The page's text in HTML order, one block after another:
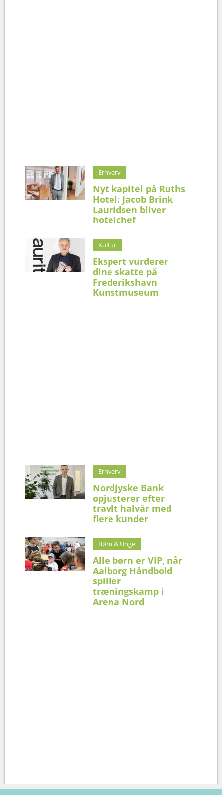
Erhverv
Nyt kapitel på Ruths
Hotel: Jacob Brink
Lauridsen bliver
hotelchef
Kultur
Ekspert vurderer
dine skatte på
Frederikshavn
Kunstmuseum
Erhverv
Nordjyske Bank
opjusterer efter
travlt halvår med
flere kunder
Børn & Unge
Alle børn er VIP, når
Aalborg Håndbold
spiller
træningskamp i
Arena Nord